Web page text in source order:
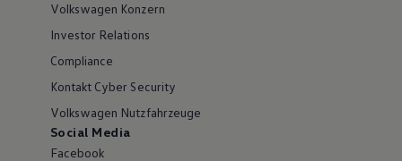
Volkswagen Konzern
Investor Relations
Compliance
Kontakt Cyber Security
Volkswagen Nutzfahrzeuge
Social Media
Facebook